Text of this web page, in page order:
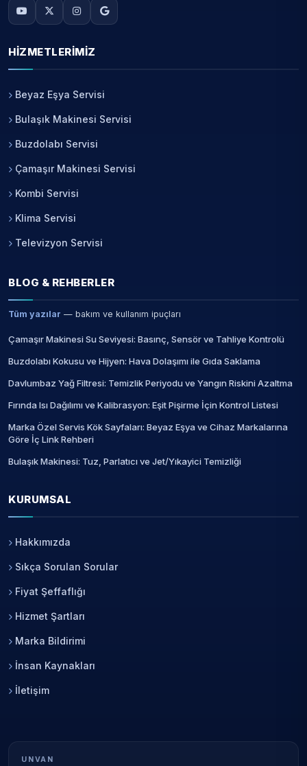
HIZMETLERIMIZ
Beyaz Eşya Servisi
Bulaşık Makinesi Servisi
Buzdolabı Servisi
Çamaşır Makinesi Servisi
Kombi Servisi
Klima Servisi
Televizyon Servisi
BLOG & REHBERLER
Tüm yazılar — bakım ve kullanım ipuçları
Çamaşır Makinesi Su Seviyesi: Basınç, Sensör ve Tahliye Kontrolü
Buzdolabı Kokusu ve Hijyen: Hava Dolaşımı ile Gıda Saklama
Davlumbaz Yağ Filtresi: Temizlik Periyodu ve Yangın Riskini Azaltma
Fırında Isı Dağılımı ve Kalibrasyon: Eşit Pişirme İçin Kontrol Listesi
Marka Özel Servis Kök Sayfaları: Beyaz Eşya ve Cihaz Markalarına
Göre İç Link Rehberi
Bulaşık Makinesi: Tuz, Parlatıcı ve Jet/Yıkayici Temizliği
KURUMSAL
Hakkımızda
Sıkça Sorulan Sorular
Fiyat Şeffaflığı
Hizmet Şartları
Marka Bildirimi
İnsan Kaynakları
İletişim
UNVAN